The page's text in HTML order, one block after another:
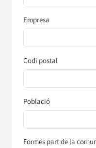
Empresa
Codi postal
Població
Formes part de la